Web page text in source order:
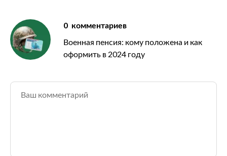
0 комментариев
Военная пенсия: кому положена и как
оформить в 2024 году